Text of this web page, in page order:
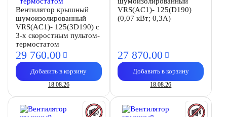
Вентилятор крышный
шумоизолированный
VRS(AC1)- 125(3D190) с
3-х скоростным пультом-
термостатом
29 760.00
Добавить в корзину
18.08.26
VRS(AC1)- 125(D190)
(0,07 кВт; 0,3А)
27 870.00
Добавить в корзину
18.08.26